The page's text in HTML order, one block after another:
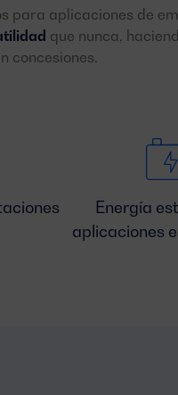
para aplicaciones de
que nunca,
concesiones.
Energía
aplicaciones